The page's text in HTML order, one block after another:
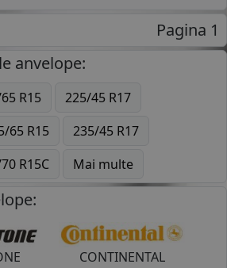
Pagina 1
anvelope:
R15
225/45 R17
65 R15
235/45 R17
R15C Mai multe
CONTINENTAL